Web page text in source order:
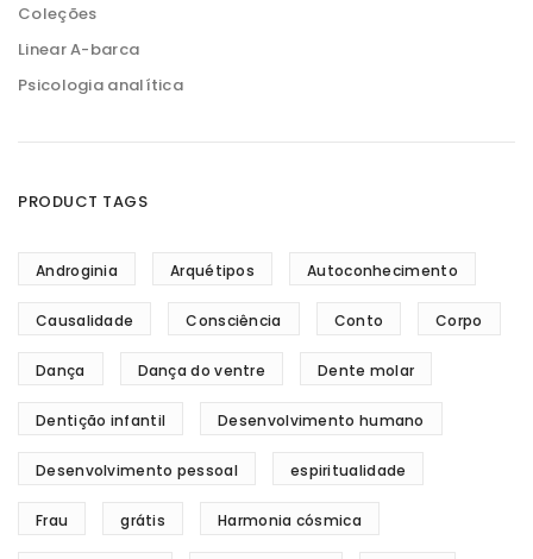
Coleções
Linear A-barca
Psicologia analítica
PRODUCT TAGS
Androginia Arquétipos Autoconhecimento
Causalidade Consciência Conto Corpo
Dança Dança do ventre Dente molar
Dentição infantil Desenvolvimento humano
Desenvolvimento pessoal espiritualidade
Frau grátis Harmonia cósmica